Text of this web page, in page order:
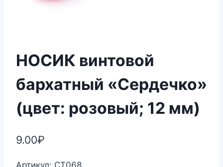
НОСИК винтовой
бархатный «Сердечко»
(цвет: розовый; 12 мм)
9.00₽
Артикул: СТ068